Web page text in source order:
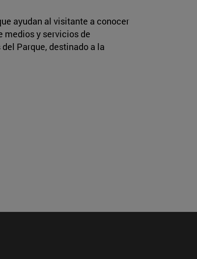
ayudan al visitante a conocer
medios y servicios de
Parque, destinado a la